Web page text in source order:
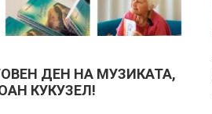
ДЕН НА МУЗИКАТА,
КУКУЗЕЛ!